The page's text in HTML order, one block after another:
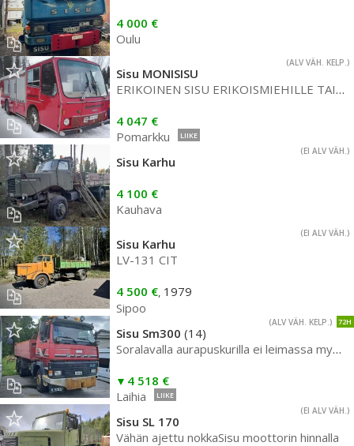
4 000 €
Oulu
(ALV VÄH. KELP.)
Sisu MONISISU
ERIKOINEN SISU ERIKOISMIEHILLE TAI NAISILLE
4 047 €
Pomarkku
LIIKE
(EI ALV VÄH.)
Sisu Karhu
4 100 €
Kauhava
(EI ALV VÄH.)
Sisu Karhu
LV-131 CIT
4 500 €, 1979
Sipoo
72H
(ALV VÄH. KELP.)
Sisu Sm300 (14)
Soralavalla aurapuskurilla ei leimassa myös rahoitus
4 518 €
Laihia
LIIKE
(EI ALV VÄH.)
Sisu SL 170
Vähän ajettu nokkaSisu moottorin hinnalla